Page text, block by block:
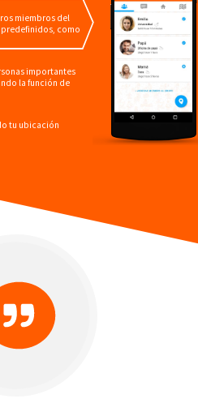
miembros del
predefinidos, como
importantes
la función de
tu ubicación